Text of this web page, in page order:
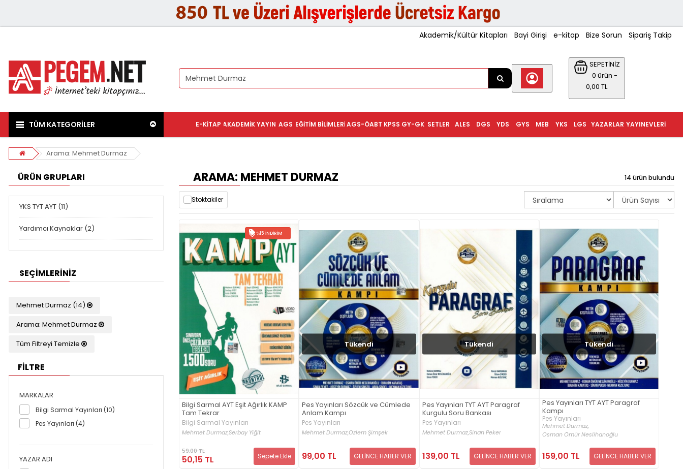
Akademik/Kültür Kitapları Bayi Girişi e-kitap Bize Sorun Sipariş Takip
SEPETİNİZ
0 ürün -
0,00 TL
TÜM KATEGORİLER YAYINEVLERI
YAZARLAR
LGS
YKS
MEB
GYS
YDS
DGS
ALES
SETLER
KPSS GY-GK
AGS-ÖABT
EĞITIM BILIMLERI
AGS
AKADEMIK YAYIN
E-KITAP
Arama: Mehmet Durmaz
ÜRÜN GRUPLARI
YKS TYT AYT (11)
Yardımcı Kaynaklar (2)
SEÇIMLERINIZ
Mehmet Durmaz (14)
Arama: Mehmet Durmaz
Tüm Filtreyi Temizle
FİLTRE
MARKALAR
Bilgi Sarmal Yayınları (10)
Pes Yayınları (4)
YAZAR ADI
ARAMA: MEHMET DURMAZ 14 ürün bulundu
Stoktakiler
%15 İNDIRIM
Bilgi Sarmal AYT Eşit Ağırlık KAMP
Tam Tekrar
Bilgi Sarmal Yayınları
Mehmet Durmaz,Serbay Yiğit
59,00 TL
50,15 TL Sepete Ekle
Tükendi
Pes Yayınları Sözcük ve Cümlede
Anlam Kampı
Pes Yayınları
Mehmet Durmaz,Özlem Şimşek
99,00 TL GELİNCE HABER VER
Tükendi
Pes Yayınları TYT AYT Paragraf
Kurgulu Soru Bankası
Pes Yayınları
Mehmet Durmaz,Sinan Peker
139,00 TL GELİNCE HABER VER
Tükendi
Pes Yayınları TYT AYT Paragraf
Kampı
Pes Yayınları
Mehmet Durmaz,
Osman Ömür Neslihanoğlu
159,00 TL GELİNCE HABER VER